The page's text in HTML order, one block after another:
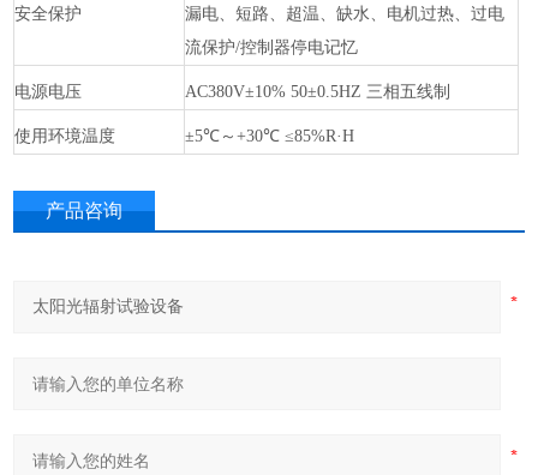
安全保护
漏电、短路、超温、缺水、电机过热、过电
流保护/控制器停电记忆
电源电压 AC380V±10% 50±0.5HZ 三相五线制
使用环境温度 ±5℃～+30℃ ≤85%R·H
产品咨询